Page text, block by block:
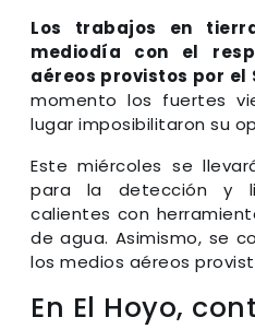
Los trabajos en
mediodía con el
aéreos provistos por el
momento los fuertes
lugar imposibilitaron su
Este miércoles se
para la detección y
calientes con
de agua. Asimismo, se
los medios aéreos
En El Hoyo,